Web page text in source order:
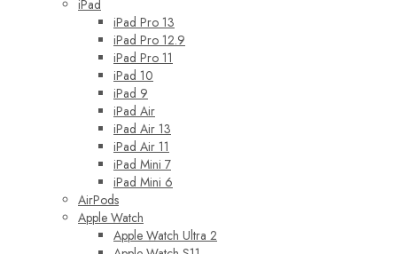
iPad
iPad Pro 13
iPad Pro 12.9
iPad Pro 11
iPad 10
iPad 9
iPad Air
iPad Air 13
iPad Air 11
iPad Mini 7
iPad Mini 6
AirPods
Apple Watch
Apple Watch Ultra 2